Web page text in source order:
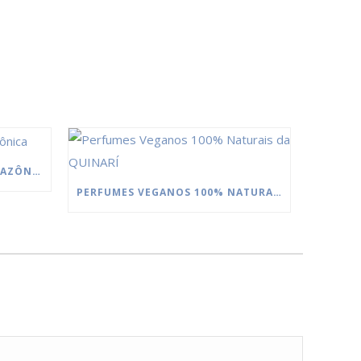
MANTEIGAS DA FLORESTA AMAZÔNICA
PERFUMES VEGANOS 100% NATURAIS DA QUINARÍ